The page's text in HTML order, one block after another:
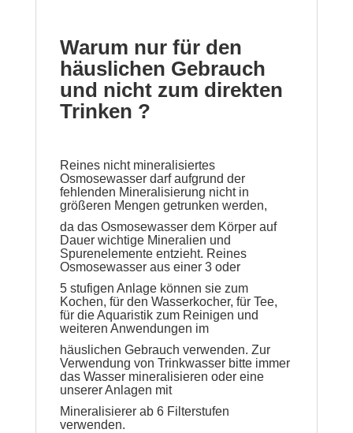
Warum nur für den
häuslichen Gebrauch
und nicht zum direkten
Trinken ?
Reines nicht mineralisiertes
Osmosewasser darf aufgrund der
fehlenden Mineralisierung nicht in
größeren Mengen getrunken werden,
da das Osmosewasser dem Körper auf
Dauer wichtige Mineralien und
Spurenelemente entzieht. Reines
Osmosewasser aus einer 3 oder
5 stufigen Anlage können sie zum
Kochen, für den Wasserkocher, für Tee,
für die Aquaristik zum Reinigen und
weiteren Anwendungen im
häuslichen Gebrauch verwenden. Zur
Verwendung von Trinkwasser bitte immer
das Wasser mineralisieren oder eine
unserer Anlagen mit
Mineralisierer ab 6 Filterstufen
verwenden.